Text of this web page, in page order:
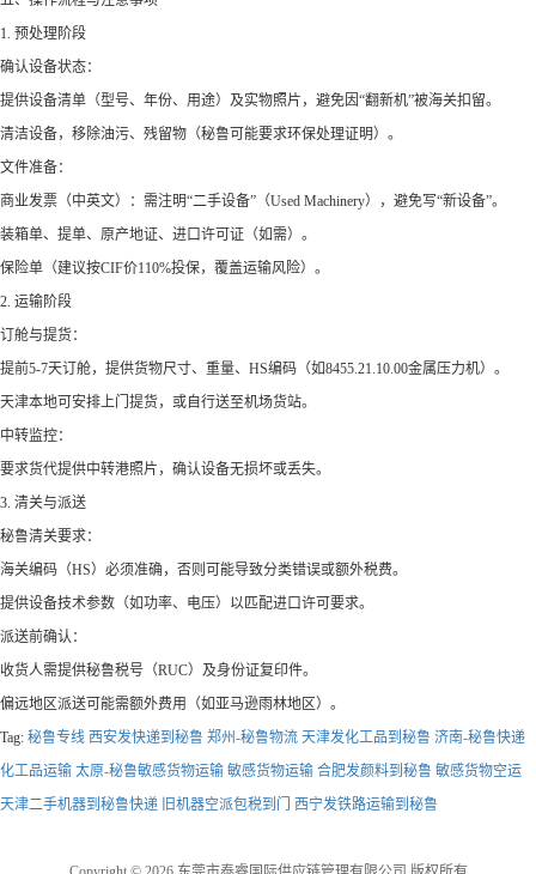
1. 预处理阶段
确认设备状态：
提供设备清单（型号、年份、用途）及实物照片，避免因“翻新机”被海关扣留。
清洁设备，移除油污、残留物（秘鲁可能要求环保处理证明）。
文件准备：
商业发票（中英文）：需注明“二手设备”（Used Machinery），避免写“新设备”。
装箱单、提单、原产地证、进口许可证（如需）。
保险单（建议按CIF价110%投保，覆盖运输风险）。
2. 运输阶段
订舱与提货：
提前5-7天订舱，提供货物尺寸、重量、HS编码（如8455.21.10.00金属压力机）。
天津本地可安排上门提货，或自行送至机场货站。
中转监控：
要求货代提供中转港照片，确认设备无损坏或丢失。
3. 清关与派送
秘鲁清关要求：
海关编码（HS）必须准确，否则可能导致分类错误或额外税费。
提供设备技术参数（如功率、电压）以匹配进口许可要求。
派送前确认：
收货人需提供秘鲁税号（RUC）及身份证复印件。
偏远地区派送可能需额外费用（如亚马逊雨林地区）。
Tag: 秘鲁‌‌‌‌‌‌‌‌‌‌‌‌‌‌‌‌‌‌‌‌‌‌‌‌‌‌‌‌‌‌‌‌‌‌‌‌‌‌‌‌‌‌‌‌‌‌‌‌‌‌‌‌‌‌‌‌‌‌‌‌‌专线 西安发快递到秘鲁‌‌‌‌‌‌‌‌‌‌‌‌‌‌‌‌‌‌‌‌‌‌‌‌‌‌‌‌‌‌‌‌‌‌‌‌‌‌‌‌‌‌‌‌‌‌‌‌‌‌‌‌‌‌‌‌‌‌‌‌‌ 郑州-秘鲁‌‌‌‌‌‌‌‌‌‌‌‌‌‌‌‌‌‌‌‌‌‌‌‌‌‌‌‌‌‌‌‌‌‌‌‌‌‌‌‌‌‌‌‌‌‌‌‌‌‌‌‌‌‌‌‌‌‌‌‌‌物流 天津发化工品到秘鲁‌‌‌‌‌‌‌‌‌‌‌‌‌‌‌‌‌‌‌‌‌‌‌‌‌‌‌‌‌‌‌‌‌‌‌‌‌‌‌‌‌‌‌‌‌‌‌‌‌‌‌‌‌‌‌‌‌‌‌‌‌ 济南-秘鲁‌‌‌‌‌‌‌‌‌‌‌‌‌‌‌‌‌‌‌‌‌‌‌‌‌‌‌‌‌‌‌‌‌‌‌‌‌‌‌‌‌‌‌‌‌‌‌‌‌‌‌‌‌‌‌‌‌‌‌‌‌快递
化工品运输 太原-秘鲁‌‌‌‌‌‌‌‌‌‌‌‌‌‌‌‌‌‌‌‌‌‌‌‌‌‌‌‌‌‌‌‌‌‌‌‌‌‌‌‌‌‌‌‌‌‌‌‌‌‌‌‌‌‌‌‌‌‌‌‌‌敏感货物运输 敏感货物运输 合肥发颜料到秘鲁‌‌‌‌‌‌‌‌‌‌‌‌‌‌‌‌‌‌‌‌‌‌‌‌‌‌‌‌‌‌‌‌‌‌‌‌‌‌‌‌‌‌‌‌‌‌‌‌‌‌‌‌‌‌‌‌‌‌‌‌‌ 敏感货物空运
天津二手机器到秘鲁快递 旧机器空派包税到门 西宁发铁路运输到秘鲁‌‌‌‌‌‌‌‌‌‌‌‌‌‌‌‌‌‌‌‌‌‌‌‌‌‌‌‌‌‌‌‌‌‌‌‌‌‌‌‌‌‌‌‌‌‌‌‌‌‌‌‌‌‌‌‌‌‌‌‌‌